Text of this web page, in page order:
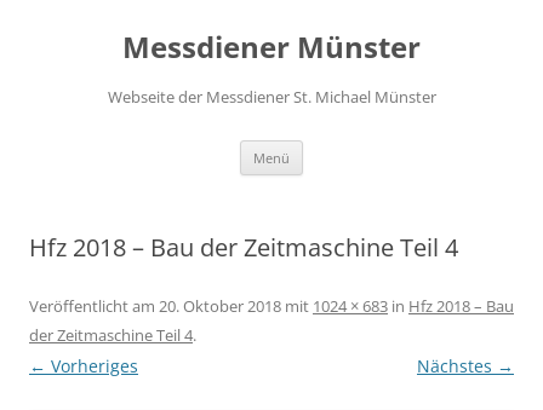
Messdiener Münster
Webseite der Messdiener St. Michael Münster
Menü
Hfz 2018 – Bau der Zeitmaschine Teil 4
Veröffentlicht am 20. Oktober 2018 mit 1024 × 683 in Hfz 2018 – Bau
der Zeitmaschine Teil 4.
← Vorheriges Nächstes →